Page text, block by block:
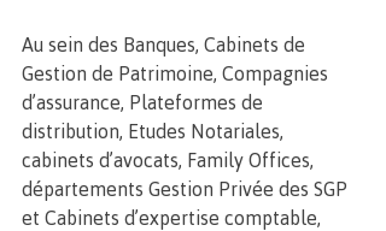
Au sein des Banques, Cabinets de
Gestion de Patrimoine, Compagnies
d’assurance, Plateformes de
distribution, Etudes Notariales,
cabinets d’avocats, Family Offices,
départements Gestion Privée des SGP
et Cabinets d’expertise comptable,